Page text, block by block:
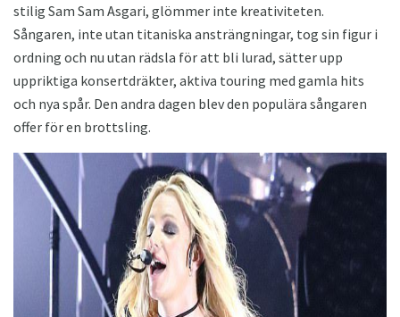
stilig Sam Sam Asgari, glömmer inte kreativiteten.
Sångaren, inte utan titaniska ansträngningar, tog sin figur i
ordning och nu utan rädsla för att bli lurad, sätter upp
uppriktiga konsertdräkter, aktiva touring med gamla hits
och nya spår. Den andra dagen blev den populära sångaren
offer för en brottsling.